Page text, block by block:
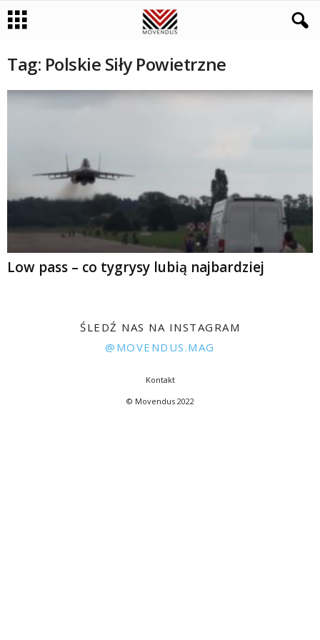
Tag: Polskie Siły Powietrzne
Low pass – co tygrysy lubią najbardziej
ŚLEDŹ NAS NA INSTAGRAM
@MOVENDUS.MAG
Kontakt
© Movendus 2022